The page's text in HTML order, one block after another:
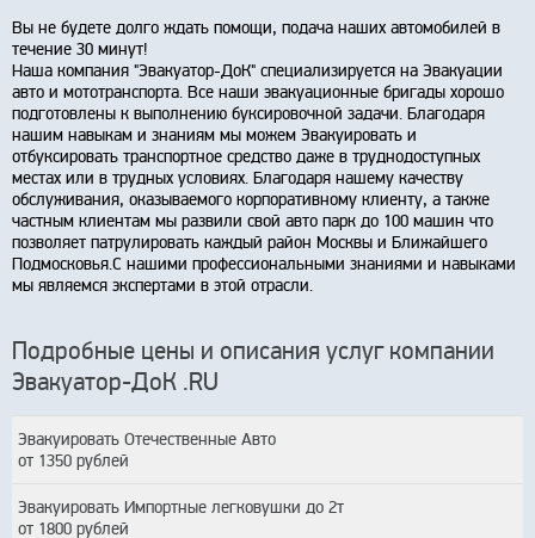
Вы не будете долго ждать помощи, подача наших автомобилей в
течение 30 минут!
Наша компания "Эвакуатор-ДоК" специализируется на Эвакуации
авто и мототранспорта. Все наши эвакуационные бригады хорошо
подготовлены к выполнению буксировочной задачи. Благодаря
нашим навыкам и знаниям мы можем Эвакуировать и
отбуксировать транспортное средство даже в труднодоступных
местах или в трудных условиях. Благодаря нашему качеству
обслуживания, оказываемого корпоративному клиенту, а также
частным клиентам мы развили свой авто парк до 100 машин что
позволяет патрулировать каждый район Москвы и Ближайшего
Подмосковья.С нашими профессиональными знаниями и навыками
мы являемся экспертами в этой отрасли.
Подробные цены и описания услуг компании
Эвакуатор-ДоК .RU
Эвакуировать Отечественные Авто
от 1350 рублей
Эвакуировать Импортные легковушки до 2т
от 1800 рублей